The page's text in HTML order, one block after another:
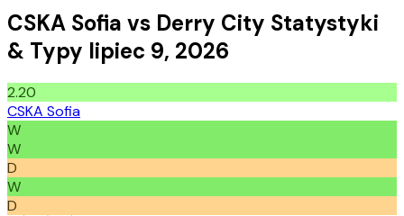
CSKA Sofia vs Derry City Statystyki
& Typy lipiec 9, 2026
2.20
CSKA Sofia
W
W
D
W
D